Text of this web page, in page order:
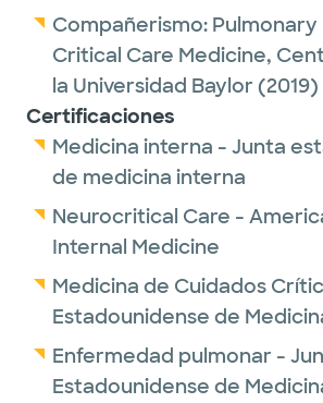
Compañerismo: Pulmonary
Critical Care Medicine,
la Universidad Baylor (2019)
Certificaciones
Medicina interna - Junta
de medicina interna
Neurocritical Care -
Internal Medicine
Medicina de Cuidados
Estadounidense de
Enfermedad pulmonar -
Estadounidense de